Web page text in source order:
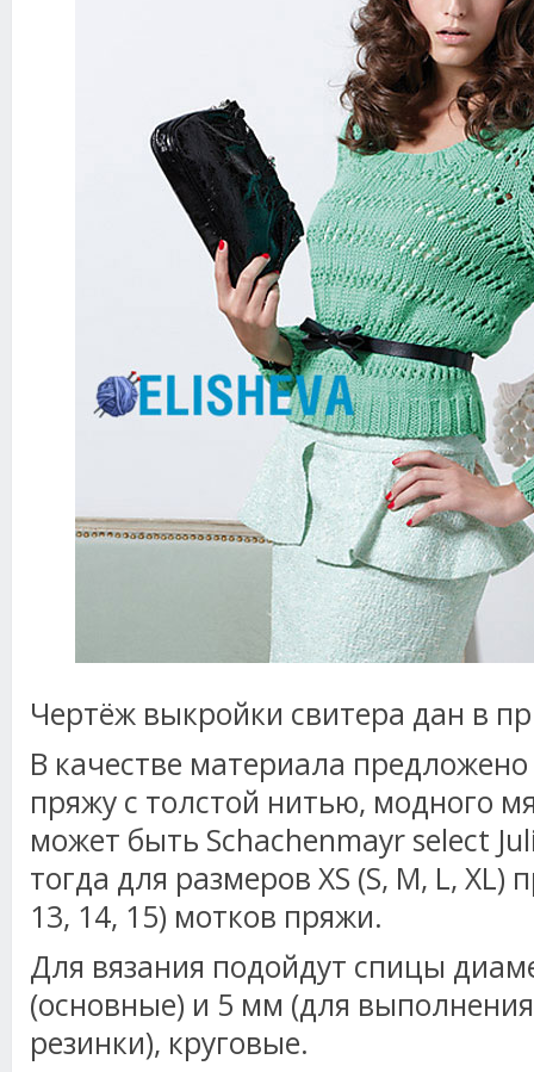
Чертёж выкройки свитера дан в
В качестве материала
пряжу с толстой нитью, модного
может быть Schachenmayr select
тогда для размеров XS (S, M, L, XL)
13, 14, 15) мотков пряжи.
Для вязания подойдут спицы
(основные) и 5 мм (для
резинки), круговые.